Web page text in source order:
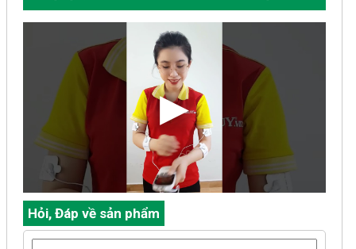
Hỏi, Đáp về sản phẩm